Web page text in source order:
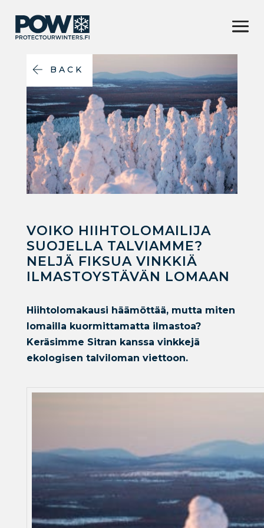
BACK
VOIKO HIIHTOLOMAILIJA
SUOJELLA TALVIAMME?
NELJÄ FIKSUA VINKKIÄ
ILMASTOYSTÄVÄN LOMAAN
Hiihtolomakausi häämöttää, mutta miten
lomailla kuormittamatta ilmastoa?
Keräsimme Sitran kanssa vinkkejä
ekologisen talviloman viettoon.